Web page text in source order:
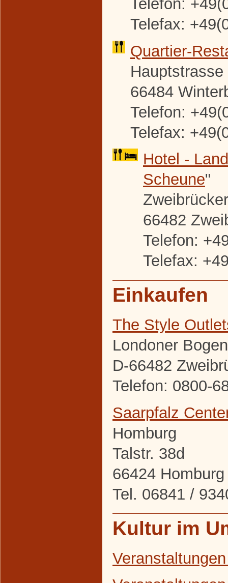
Telefon:
Telefax:
Quartier-
Hauptstrasse
66484
Telefon:
Telefax:
Hotel -
Scheune"
66482
Telefon:
Telefax:
Einkaufen
The Style
Londoner
D-66482
Telefon: 0800-
Saarpfalz
Homburg
Talstr. 38d
66424 Homburg
Tel. 06841 /
Kultur im